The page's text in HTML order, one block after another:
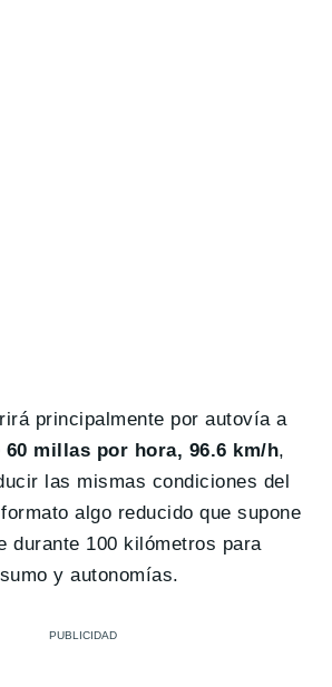
principalmente por autovía a
60 millas por hora, 96.6 km/h,
las mismas condiciones del
algo reducido que supone
durante 100 kilómetros para
y autonomías.